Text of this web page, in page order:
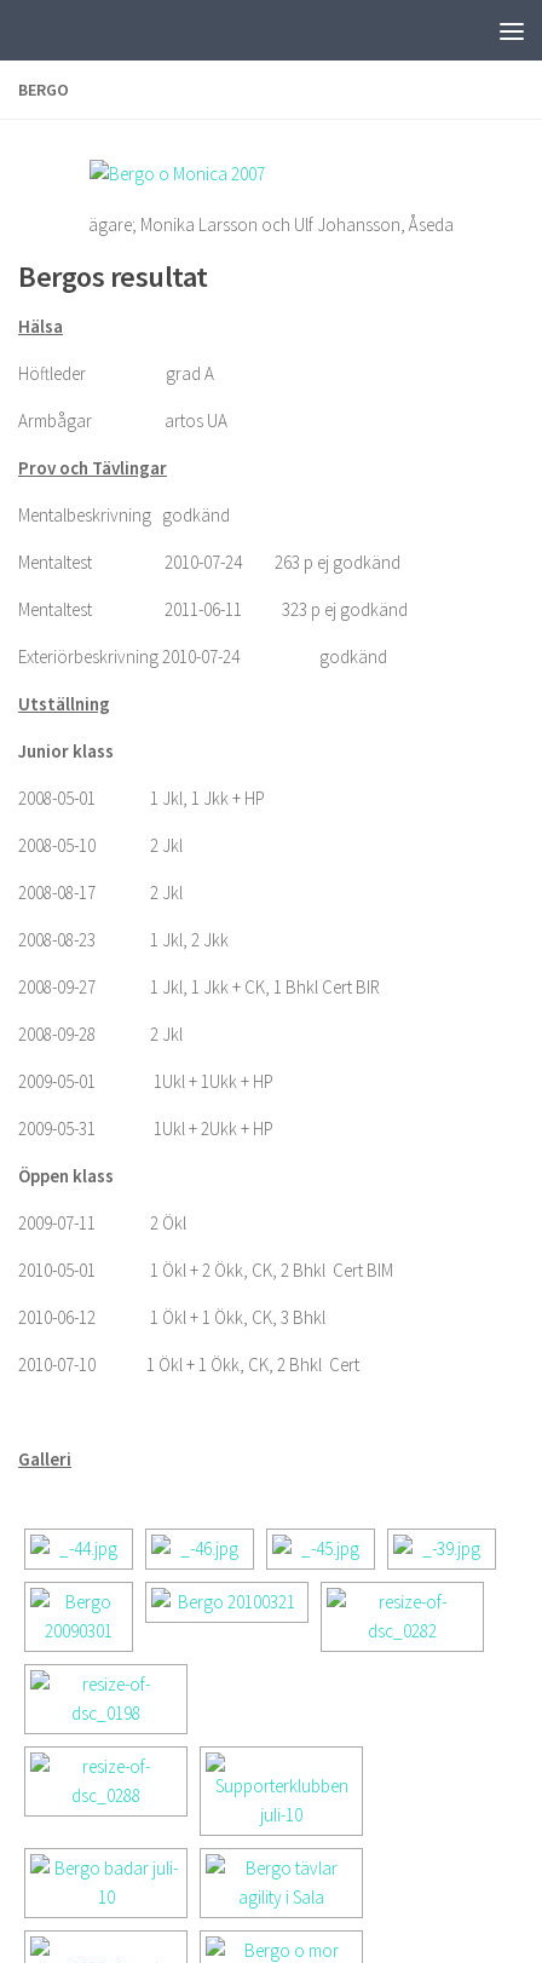
BERGO
ägare; Monika Larsson och Ulf Johansson, Åseda
Bergos resultat
Hälsa
Höftleder grad A
Armbågar artos UA
Prov och Tävlingar
Mentalbeskrivning godkänd
Mentaltest 2010-07-24 263 p ej godkänd
Mentaltest 2011-06-11 323 p ej godkänd
Exteriörbeskrivning 2010-07-24 godkänd
Utställning
Junior klass
2008-05-01 1 Jkl, 1 Jkk + HP
2008-05-10 2 Jkl
2008-08-17 2 Jkl
2008-08-23 1 Jkl, 2 Jkk
2008-09-27 1 Jkl, 1 Jkk + CK, 1 Bhkl Cert BIR
2008-09-28 2 Jkl
2009-05-01 1Ukl + 1Ukk + HP
2009-05-31 1Ukl + 2Ukk + HP
Öppen klass
2009-07-11 2 Ökl
2010-05-01 1 Ökl + 2 Ökk, CK, 2 Bhkl Cert BIM
2010-06-12 1 Ökl + 1 Ökk, CK, 3 Bhkl
2010-07-10 1 Ökl + 1 Ökk, CK, 2 Bhkl Cert
Galleri